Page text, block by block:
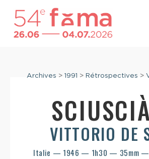
Archives > 1991 > Rétrospectives >
SCIUSCIÀ
VITTORIO DE
Italie — 1946 — 1h30 — 35mm —